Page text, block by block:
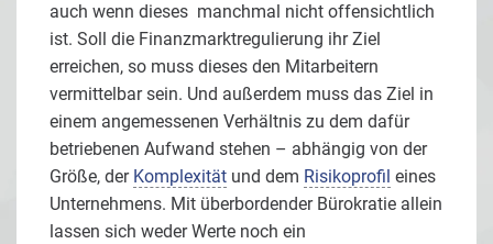
auch wenn dieses manchmal nicht offensichtlich
ist. Soll die Finanzmarktregulierung ihr Ziel
erreichen, so muss dieses den Mitarbeitern
vermittelbar sein. Und außerdem muss das Ziel in
einem angemessenen Verhältnis zu dem dafür
betriebenen Aufwand stehen – abhängig von der
Größe, der Komplexität und dem Risikoprofil eines
Unternehmens. Mit überbordender Bürokratie allein
lassen sich weder Werte noch ein